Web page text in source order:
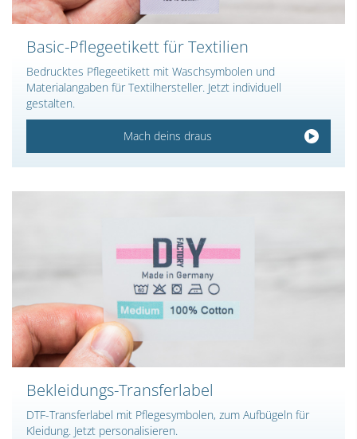
Basic-Pflegeetikett für Textilien
Bedrucktes Pflegeetikett mit Waschsymbolen und
Materialangaben für Textilhersteller. Jetzt individuell
gestalten.
Mach deins draus
Bekleidungs-Transferlabel
DTF-Transferlabel mit Pflegesymbolen, zum Aufbügeln für
Kleidung. Jetzt personalisieren.